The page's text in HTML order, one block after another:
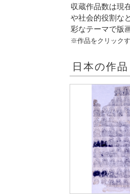
収蔵作品数は現
や社会的役割な
彩なテーマで版
※作品をクリック
日本の作品